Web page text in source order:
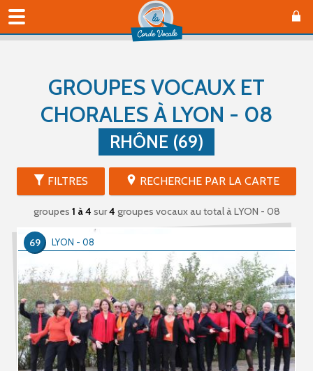
GROUPES VOCAUX ET
CHORALES À LYON - 08
RHÔNE (69)
FILTRES RECHERCHE PAR LA CARTE
groupes 1 à 4 sur4 groupes vocaux au totalà LYON - 08
LYON - 08
69